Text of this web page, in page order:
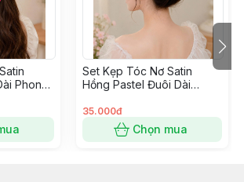
Phong
Set Kẹp Tóc Nơ Satin
Hồng Pastel Đuôi Dài
35.000đ
Chọn mua